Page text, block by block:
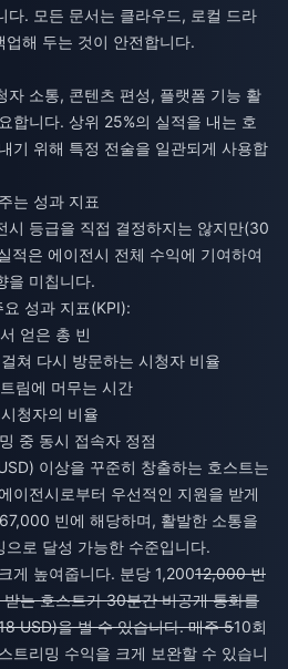
다. 모든 문서는 클라우드, 로컬 드라
해 두는 것이 안전합니다.
자 소통, 콘텐츠 편성, 플랫폼 기능 활
합니다. 상위 25%의 실적을 내는 호
기 위해 특정 전술을 일관되게 사용합
는 성과 지표
시 등급을 직접 결정하지는 않지만(30
적은 에이전시 전체 수익에 기여하여
을 미칩니다.
성과 지표(KPI):
얻은 총 빈
쳐 다시 방문하는 시청자 비율
림에 머무는 시간
청자의 비율
중 동시 접속자 정점
이상을 꾸준히 창출하는 호스트는
이전시로부터 우선적인 지원을 받게
빈에 해당하며, 활발한 소통을
로 달성 가능한 수준입니다.
게 높여줍니다. 분당 1,20012,000 빈
는 호스트가 30분간 비공개 통화를
USD)을 벌 수 있습니다. 매주 510회
트리밍 수익을 크게 보완할 수 있습니